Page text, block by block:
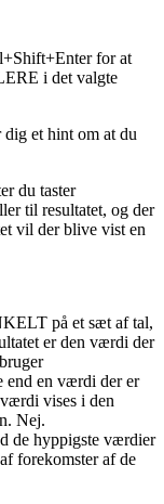
for at
i det valgte
et hint om at du
du taster
til resultatet, og der
vil der blive vist en
på et sæt af tal,
er den værdi der
end en værdi der er
vises i den
Nej.
de hyppigste værdier
forekomster af de